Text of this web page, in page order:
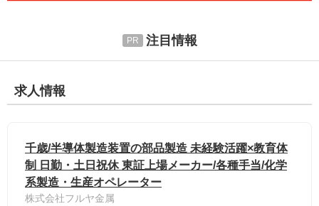
注目情報
求人情報
千歳/半導体製造装置の部品製造 未経験活躍×教育体
制 日勤・土日祝休 東証上場メーカー/各種手当/化学
系製造・生産オペレーター
株式会社フルヤ金属